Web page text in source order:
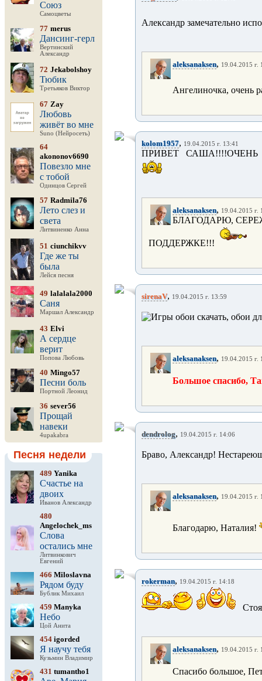
Союз
Самоцветы
77 merus
Дансинг-герл
Вертинский
Александр
72 Jekabolshoy
Тюбик
Третьяков Виктор
67 Zay
Любовь
живёт во мне
Suno (Нейросеть)
64
akononov6690
Повезло мне
с тобой
Одинцов Сергей
57 Radmila76
Лето слез и
света
Литвиненко Анна
51 ciunchikvv
Где же ты
была
Лейся песня
49 lalalala2000
Саня
Маршал Александр
43 Elvi
А сердце
верит
Попова Любовь
40 Mingo57
Песни боль
Портной Леонид
36 sever56
Прощай
навеки
4upakabra
Песня недели
489 Yanika
Счастье на
двоих
Иванов Александр
480
Angelochek_ms
Слова
остались мне
Литвинкович
Евгений
466 Miloslavna
Рядом буду
Бублик Михаил
459 Manyka
Небо
Цой Анита
454 igorded
Я научу тебя
Кузьмин Владимир
431 tumantho1
Александр замечательно
aleksanaksen, 19.04.2015 г.
Ангелиночка, очень
kolom1957, 19.04.2015 г. 13:41
ПРИВЕТ
aleksanaksen, 19.04.2015 г.
БЛАГОДАРЮ,
ПОДДЕРЖКЕ!!!
sirenaV, 19.04.2015 г. 13:59
aleksanaksen, 19.04.2015 г.
Большое спасибо,
dendrolog, 19.04.2015 г. 14:06
Браво, Александр!
aleksanaksen, 19.04.2015 г.
Благодарю, Наталия!
rokerman, 19.04.2015 г. 14:18
aleksanaksen, 19.04.2015 г.
Спасибо большое,